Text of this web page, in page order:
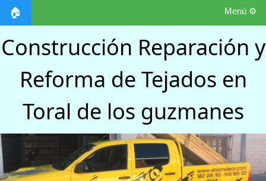
🏠 Menú ⚙️
Construcción Reparación y
Reforma de Tejados en
Toral de los guzmanes